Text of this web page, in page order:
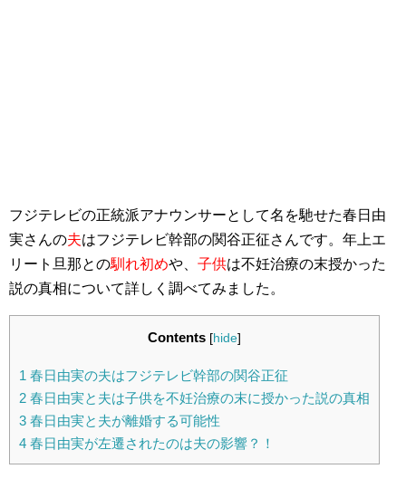
フジテレビの正統派アナウンサーとして名を馳せた春日由
実さんの夫はフジテレビ幹部の関谷正征さんです。年上エ
リート旦那との馴れ初めや、 子供は不妊治療の末授かった
説の真相について詳しく調べてみました。
Contents [hide]
1 春日由実の夫はフジテレビ幹部の関谷正征
2 春日由実と夫は子供を不妊治療の末に授かった説の真相
3 春日由実と夫が離婚する可能性
4 春日由実が左遷されたのは夫の影響？！